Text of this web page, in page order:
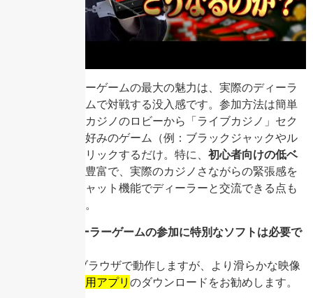
ライブディーラーゲームの最大の魅力は、実際のディーラ
ーとリアルタイムで対戦する没入感です。参加方法は簡単
で、オンラインカジノのロビーから「ライブカジノ」セク
ションを選び、好みのゲーム（例：ブラックジャックやル
ーレット）をクリックするだけ。特に、 初心者向けの低ベ
が豊富で、実際のカジノさながらの緊張感を
味わえます。チャット機能でディーラーと交流できる点も
魅力の一つです。
Q: ライブディーラーゲームの参加に特別なソフトは必要で
A: 基本的にはブラウザで動作しますが、より滑らかな映像
専用アプリ のダウンロードをお勧めします。